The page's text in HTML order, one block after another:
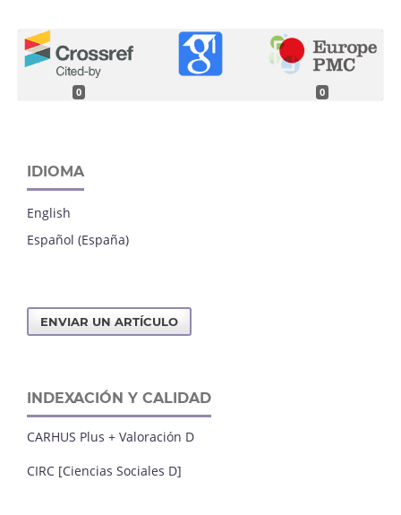
0 0
IDIOMA
English
Español (España)
ENVIAR UN ARTÍCULO
INDEXACIÓN Y CALIDAD
CARHUS Plus + Valoración D
CIRC [Ciencias Sociales D]